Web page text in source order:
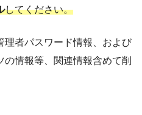
してください。
理者パスワード情報、および
情報等、関連情報含めて削